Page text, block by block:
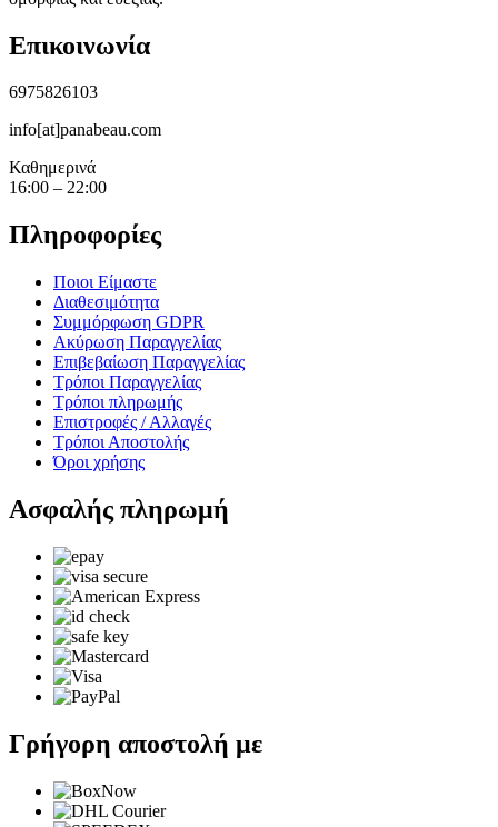
Επικοινωνία
6975826103
info[at]panabeau.com
Καθημερινά
16:00 – 22:00
Πληροφορίες
Ποιοι Είμαστε
Διαθεσιμότητα
Συμμόρφωση GDPR
Ακύρωση Παραγγελίας
Επιβεβαίωση Παραγγελίας
Τρόποι Παραγγελίας
Τρόποι πληρωμής
Επιστροφές / Αλλαγές
Τρόποι Αποστολής
Όροι χρήσης
Ασφαλής πληρωμή
Γρήγορη αποστολή με